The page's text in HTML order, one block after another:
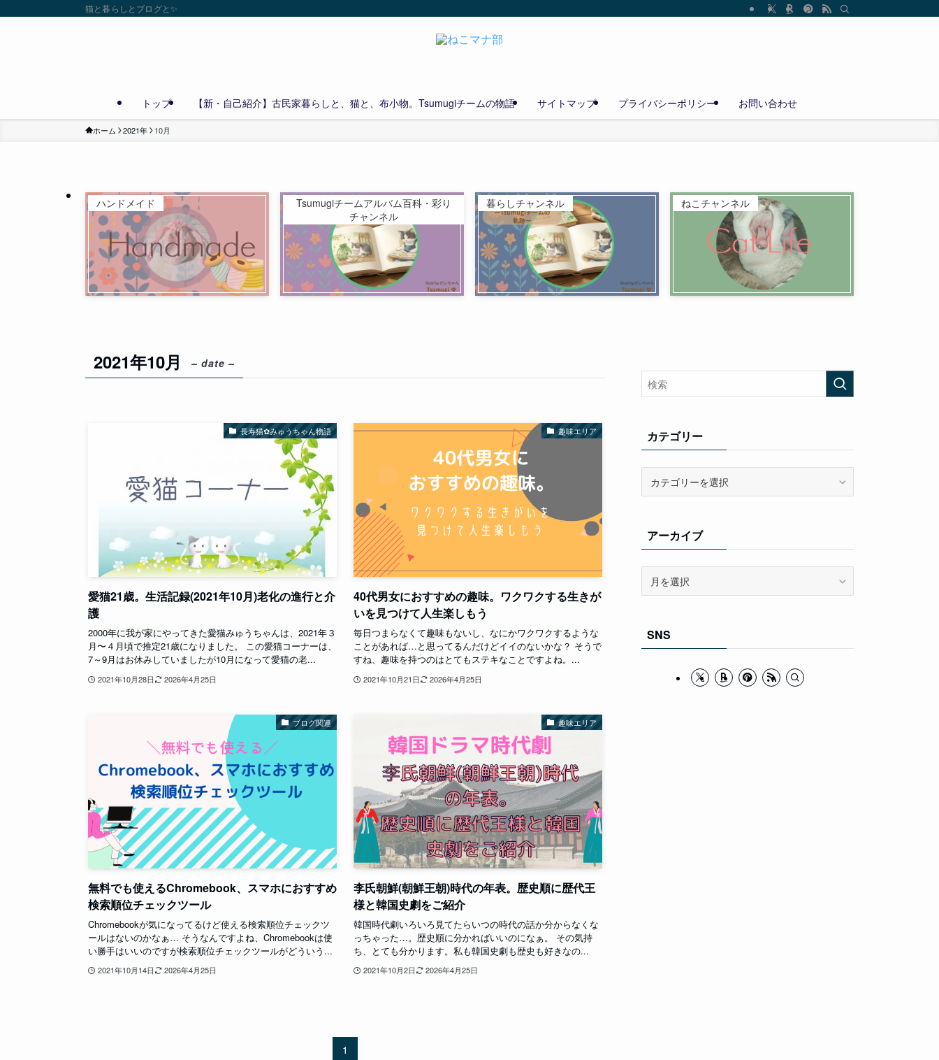
猫と暮らしとブログと✨
トップ 【新・自己紹介】古民家暮らしと、猫と、布小物。Tsumugiチームの物語 サイトマップ プライバシーポリシー お問い合わせ
ホーム 2021年 10月
ハンドメイド
Tsumugiチームアルバム百科・彩り
チャンネル
暮らしチャンネル ねこチャンネル
2021年10月 – date –
長寿猫✿みゅうちゃん物語
愛猫21歳。生活記録(2021年10月)老化の進行と介
護
2000年に我が家にやってきた愛猫みゅうちゃんは、2021年３
月〜４月頃で推定21歳になりました。 この愛猫コーナーは、
7～9月はお休みしていましたが10月になって愛猫の老...
2021年10月28日 2026年4月25日
趣味エリア
40代男女におすすめの趣味。ワクワクする生きが
いを見つけて人生楽しもう
毎日つまらなくて趣味もないし、なにかワクワクするような
ことがあれば…と思ってるんだけどイイのないかな？ そうで
すね、趣味を持つのはとてもステキなことですよね。...
2021年10月21日 2026年4月25日
ブログ関連
無料でも使えるChromebook、スマホにおすすめ
検索順位チェックツール
Chromebookが気になってるけど使える検索順位チェックツ
ールはないのかなぁ… そうなんですよね、Chromebookは使
い勝手はいいのですが検索順位チェックツールがどういう...
2021年10月14日 2026年4月25日
趣味エリア
李氏朝鮮(朝鮮王朝)時代の年表。歴史順に歴代王
様と韓国史劇をご紹介
韓国時代劇いろいろ見てたらいつの時代の話か分からなくな
っちゃった…。歴史順に分かればいいのになぁ。 その気持
ち、とても分かります。私も韓国史劇も歴史も好きなの...
2021年10月2日 2026年4月25日
1
カテゴリー
ーアーカイブ
ブ
SNS